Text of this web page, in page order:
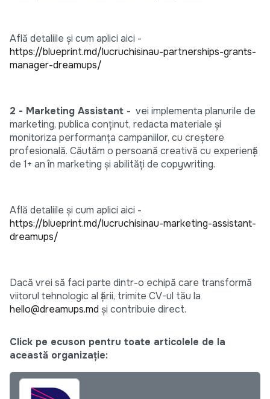
Află detaliile și cum aplici aici -
https://blueprint.md/lucruchisinau-partnerships-grants-
manager-dreamups/
2 - Marketing Assistant - vei implementa planurile de
marketing, publica conținut, redacta materiale și
monitoriza performanța campaniilor, cu creștere
profesională. Căutăm o persoană creativă cu experiență
de 1+ an în marketing și abilități de copywriting.
Află detaliile și cum aplici aici -
https://blueprint.md/lucruchisinau-marketing-assistant-
dreamups/
Dacă vrei să faci parte dintr-o echipă care transformă
viitorul tehnologic al țării, trimite CV-ul tău la
hello@dreamups.md și contribuie direct.
Click pe ecuson pentru toate articolele de la
această organizație: